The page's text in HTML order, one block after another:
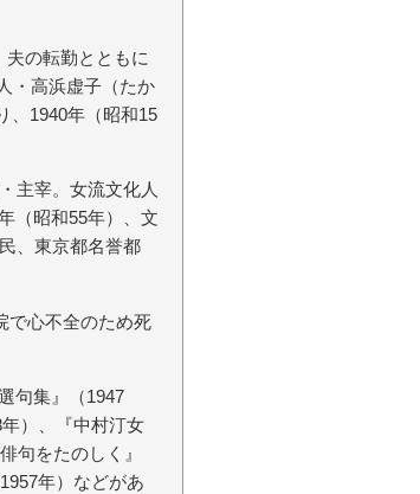
の転勤とともに
・高浜虚子（たか
、1940年（昭和15
主宰。女流文化人
（昭和55年）、文
、東京都名誉都
で心不全のため死
句集』（1947
）、『中村汀女
句をたのしく』
年）などがあ